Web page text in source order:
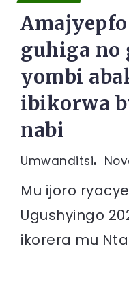
guhiga no
yombi
ibikorwa
nabi
Umwanditsi
Mu ijoro
Ugushyingo
ikorera mu